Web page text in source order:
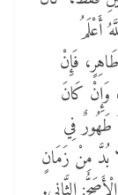
فَإِنْ
وَإِنْ كَانَ
طَهُورٌ فِي
بُدَّ مِنْ زَمَانٍ